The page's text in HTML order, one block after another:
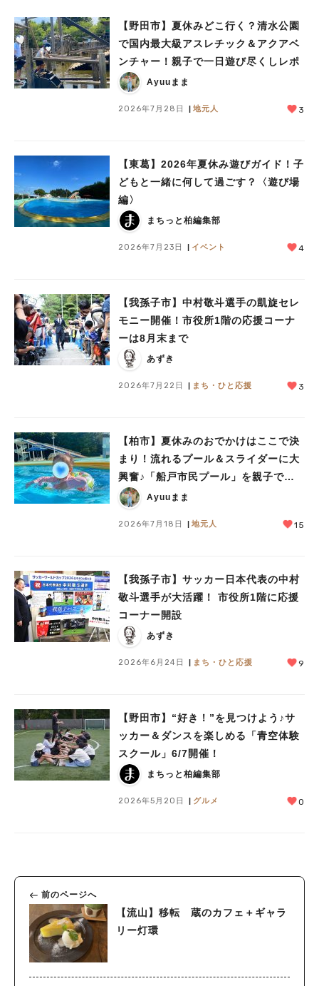
【野田市】夏休みどこ行く？清水公園
で国内最大級アスレチック＆アクアベ
ンチャー！親子で一日遊び尽くしレポ
Ayuuまま
2026年7月28日 地元人 3
【東葛】2026年夏休み遊びガイド！子
どもと一緒に何して過ごす？〈遊び場
編〉
まちっと柏編集部
2026年7月23日 イベント 4
【我孫子市】中村敬斗選手の凱旋セレ
モニー開催！市役所1階の応援コーナ
ーは8月末まで
あずき
2026年7月22日 まち・ひと応援 3
【柏市】夏休みのおでかけはここで決
まり！流れるプール＆スライダーに大
興奮♪「船戸市民プール」を親子で満
喫してきました！
Ayuuまま
2026年7月18日 地元人 15
【我孫子市】サッカー日本代表の中村
敬斗選手が大活躍！ 市役所1階に応援
コーナー開設
あずき
2026年6月24日 まち・ひと応援 9
【野田市】“好き！”を見つけよう♪サ
ッカー＆ダンスを楽しめる「青空体験
スクール」6/7開催！
まちっと柏編集部
2026年5月20日 グルメ 0
前のページへ
【流山】移転 蔵のカフェ＋ギャラ
リー灯環
#イベント#公園#教えたい／教えて投稿記事
#教えたい/こんなの見つけた